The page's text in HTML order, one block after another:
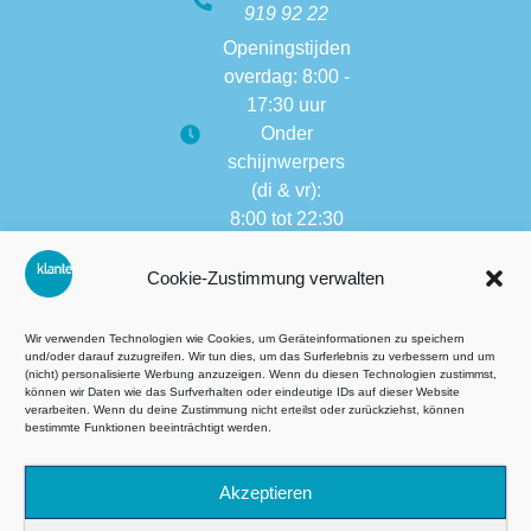
Cookie-Zustimmung verwalten
Wir verwenden Technologien wie Cookies, um Geräteinformationen zu speichern
und/oder darauf zuzugreifen. Wir tun dies, um das Surferlebnis zu verbessern und um
(nicht) personalisierte Werbung anzuzeigen. Wenn du diesen Technologien zustimmst,
können wir Daten wie das Surfverhalten oder eindeutige IDs auf dieser Website
verarbeiten. Wenn du deine Zustimmung nicht erteilst oder zurückziehst, können
bestimmte Funktionen beeinträchtigt werden.
Akzeptieren
919 92 22
Openingstijden
overdag: 8:00 -
17:30 uur
Onder
schijnwerpers
(di & vr):
8:00 tot 22:30
van andere
8:00 tot 17:30
Algemene voorwaarden (AVG)
Datenschutz
Impressie